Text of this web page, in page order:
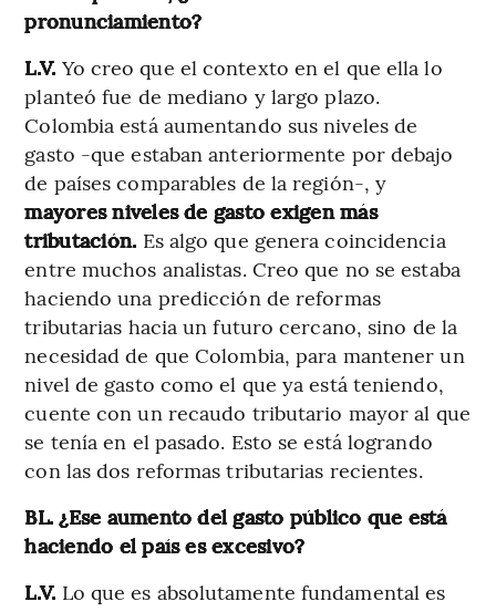
pronunciamiento?
L.V. Yo creo que el contexto en el que ella lo
planteó fue de mediano y largo plazo.
Colombia está aumentando sus niveles de
gasto -que estaban anteriormente por debajo
de países comparables de la región-, y
mayores niveles de gasto exigen más
tributación. Es algo que genera coincidencia
entre muchos analistas. Creo que no se estaba
haciendo una predicción de reformas
tributarias hacia un futuro cercano, sino de la
necesidad de que Colombia, para mantener un
nivel de gasto como el que ya está teniendo,
cuente con un recaudo tributario mayor al que
se tenía en el pasado. Esto se está logrando
con las dos reformas tributarias recientes.
BL. ¿Ese aumento del gasto público que está
haciendo el país es excesivo?
L.V. Lo que es absolutamente fundamental es